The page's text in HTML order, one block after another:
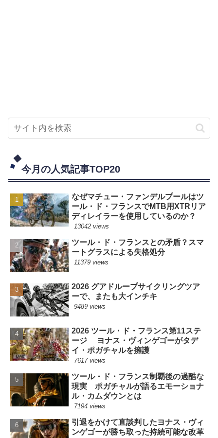
今月の人気記事TOP20
なぜマチュー・ファンデルプールはツ
ール・ド・フランスでMTB用XTRリア
ディレイラーを使用しているのか？
13042 views
ツール・ド・フランスとの矛盾？スマ
ートグラスによる失格処分
11379 views
2026 グアドループサイクリングツア
ーで、またも大インチキ
9489 views
2026 ツール・ド・フランス第11ステ
ージ ヨナス・ヴィンゲゴーがタデ
イ・ポガチャルを擁護
7617 views
ツール・ド・フランス制覇後の過酷な
現実 ポガチャルが語るエモーショナ
ル・カムダウンとは
7194 views
引退をかけて直談判したヨナス・ヴィ
ンゲゴーが勝ち取った持続可能な改革